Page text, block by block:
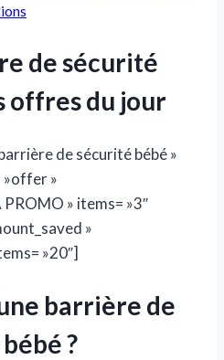
de sécurité​
offres du jour
de sécurité bébé »
»offer »
» items= »3″
»
»20″]
barrière de
?